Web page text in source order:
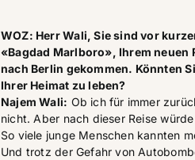
WOZ: Herr Wali, Sie sind vor
«Bagdad Marlboro», Ihrem neuen
nach Berlin gekommen. Könnten
Ihrer Heimat zu leben?
Najem Wali: Ob ich für immer
nicht. Aber nach dieser Reise
So viele junge Menschen kannten
Und trotz der Gefahr von